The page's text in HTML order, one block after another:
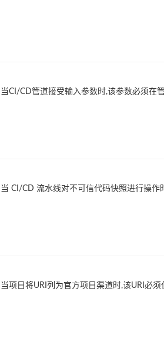
当CI/CD管道接受输入参数时,该参数必须在
当 CI/CD 流水线对不可信代码快照进行操
当项目将URI列为官方项目渠道时,该URI必须